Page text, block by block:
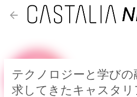
スキップしてメイン コン
テクノロジーと学びの
求してきたキャスタリ